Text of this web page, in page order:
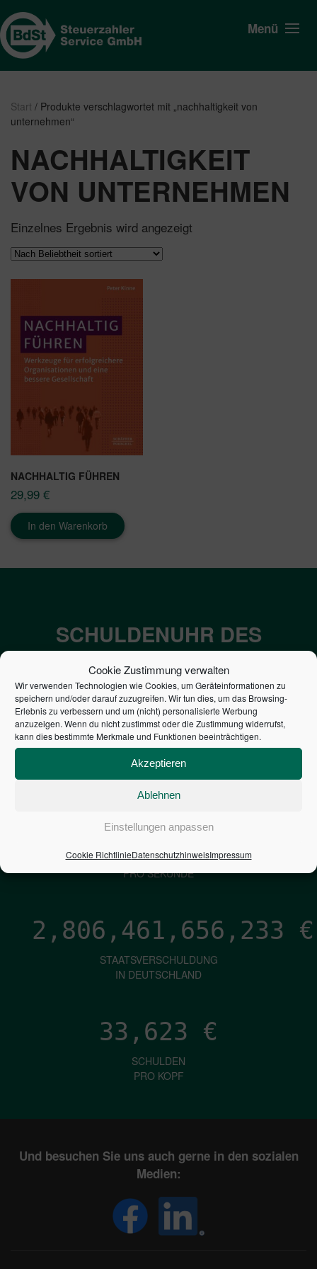
Cookie Zustimmung verwalten
Wir verwenden Technologien wie Cookies, um Geräteinformationen zu
speichern und/oder darauf zuzugreifen. Wir tun dies, um das Browsing-
Erlebnis zu verbessern und um (nicht) personalisierte Werbung
anzuzeigen. Wenn du nicht zustimmst oder die Zustimmung widerrufst,
kann dies bestimmte Merkmale und Funktionen beeinträchtigen.
Akzeptieren
Ablehnen
Einstellungen anpassen
Cookie RichtlinieDatenschutzhinweisImpressum
Menü
Start / Produkte verschlagwortet mit „nachhaltigkeit von
unternehmen“
NACHHALTIGKEIT
VON UNTERNEHMEN
Einzelnes Ergebnis wird angezeigt
NACHHALTIG FÜHREN
29,99 €
In den Warenkorb
SCHULDENUHR DES
BUNDES DER
STEUERZAHLER
7,052€
NEUVERSCHULDUNG
PRO SEKUNDE
1,601€
ZINSEN
PRO SEKUNDE
2,806,461,657,502 €
STAATSVERSCHULDUNG
IN DEUTSCHLAND
33,623 €
SCHULDEN
PRO KOPF
Und besuchen Sie uns auch gerne in den sozialen
Medien: